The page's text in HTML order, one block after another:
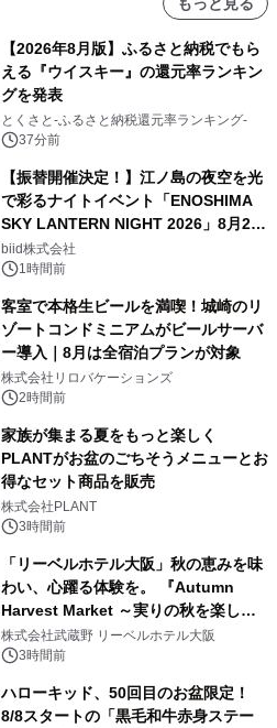
【2026年8月版】ふるさと納税でもら
える『ウイスキー』の還元率ランキン
グを発表
とくさと-ふるさと納税還元率ランキング-
37分前
【振替開催決定！】江ノ島の夜空を光
で彩るナイトイベント「ENOSHIMA
SKY LANTERN NIGHT 2026」8月22
日(土)振替開催＆受付スタート！
biid株式会社
1時間前
客室で本格生ビールを満喫！城崎のリ
ゾートコンドミニアムがビールサーバ
ー導入｜8月は全宿泊プランが対象
株式会社リロバケーションズ
2時間前
家族が集まる夏をもっと楽しく
PLANTがお盆のごちそうメニューとお
得なセット商品を販売
株式会社PLANT
3時間前
「リーベルホテル大阪」秋の恵みを味
わい、心躍る体験を。 『Autumn
Harvest Market ～実りの秋を楽しむ
ディナー&スイーツビュッフェ～』を9
月18日より開催！
株式会社武蔵野 リーベルホテル大阪
3時間前
ハローキッド、50回目のお盆限定！
8/8スタートの「黒毛和牛赤身ステー